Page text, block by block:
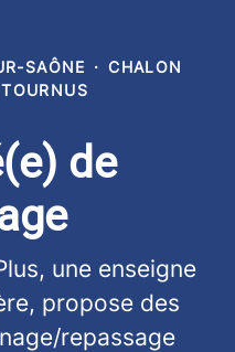
SAÔNE · CHALON
de
une enseigne
propose des
repassage